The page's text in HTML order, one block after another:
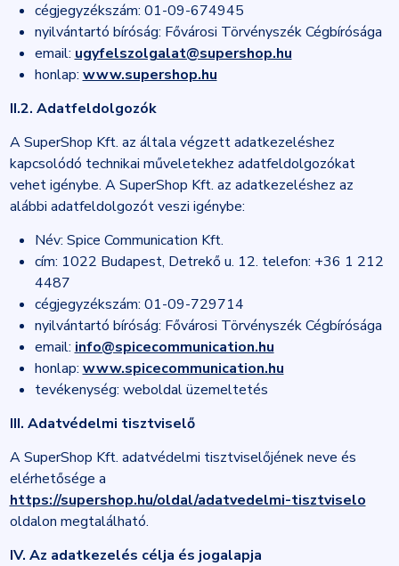
cégjegyzékszám: 01-09-674945
nyilvántartó bíróság: Fővárosi Törvényszék Cégbírósága
email: ugyfelszolgalat@supershop.hu
honlap: www.supershop.hu
II.2. Adatfeldolgozók
A SuperShop Kft. az általa végzett adatkezeléshez
kapcsolódó technikai műveletekhez adatfeldolgozókat
vehet igénybe. A SuperShop Kft. az adatkezeléshez az
alábbi adatfeldolgozót veszi igénybe:
Név: Spice Communication Kft.
cím: 1022 Budapest, Detrekő u. 12. telefon: +36 1 212
4487
cégjegyzékszám: 01-09-729714
nyilvántartó bíróság: Fővárosi Törvényszék Cégbírósága
email: info@spicecommunication.hu
honlap: www.spicecommunication.hu
tevékenység: weboldal üzemeltetés
III. Adatvédelmi tisztviselő
A SuperShop Kft. adatvédelmi tisztviselőjének neve és
elérhetősége a
https://supershop.hu/oldal/adatvedelmi-tisztviselo
oldalon megtalálható.
IV. Az adatkezelés célja és jogalapja